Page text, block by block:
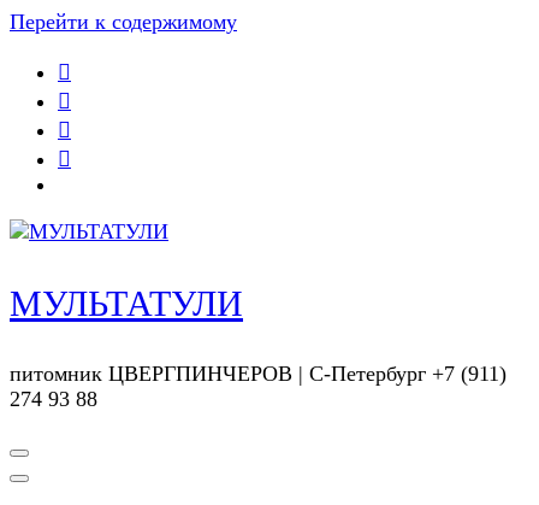
Перейти к содержимому
МУЛЬТАТУЛИ
питомник ЦВЕРГПИНЧЕРОВ | С-Петербург +7 (911)
274 93 88